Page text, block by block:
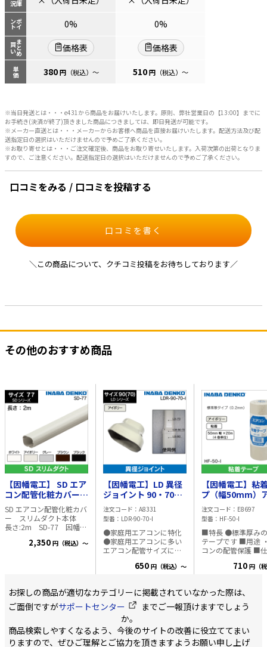
ポイ
ント
まとめ
買い
単価
0%
0%
価格表
価格表
380 円（税込） ～ 510円 （税込） ～
※当日発送とは・・・e431から商品をお届けいたします。原則、弊社営業日の【13:00】までに
お手続き(決済が終了)頂きました商品につきましては、即日発送が可能です。
※メーカー直送とは・・・メーカーからお客様へ商品を直接お届けいたします。配送方法及び配
送指定日の選択はいただけませんので予めご了承ください。
※お取り寄せとは・・・ご注文確定後、商品をお取り寄せいたします。入荷次第の出荷となりま
すので、ご注意ください。配送指定日の選択はいただけませんので予めご了承ください。
口コミをみる / 口コミを投稿する
口コミを書く
＼この商品について、クチコミ投稿をお待ちしております／
その他のおすすめ商品
【因幡電工】 SD エア
コン配管化粧カバー
スリムダクト本体【ア
イボリー】
SD エアコン配管化粧カバ
ー スリムダクト本体
長さ:2m SD-77 因幡電
を使用し、いつまでも変
簡単に穴があきます。 ・
ドレンホースの取出し
に、横穴を簡単に開けら
コイル:2分3分・2分4分
カラー:アイボリー・ブラ
ウン・グレー・ホワイ
2,350 円（税込）～
【因幡電工】LD 異径
ジョイント 90・70サ
イズ（アイボリー）
LDR-90-70-I
注文コード
A8331
型番
LDR-90-70-I
●家庭用エアコンに特化
●家庭用エアコンに多い
エアコン配管サイズに限
ストパフォーマンスに優
リー
650 円（税込）～
【因幡電工】粘
プ（幅50mm）
ボリー HF-50-I
注文コード
E8697
型番
HF-50-I
■特長 ●標準厚み
テープです ■用途 ・エア
コンの配管保護 ■仕様 ・
50mm×20m ・厚
質：PVC
710 円（
お探しの商品が適切なカテゴリーに掲載されていなかった際は、
ご面倒ですがサポートセンター
までご一報頂けますでしょう
か。
商品検索しやすくなるよう、今後のサイトの改善に役立ててまい
りますので、ぜひご理解とご協力を頂きますようお願い申し上げ